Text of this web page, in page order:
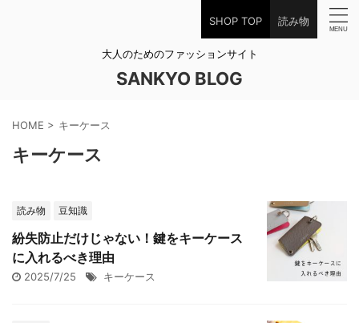
SHOP TOP 読み物
大人のためのファッションサイト
SANKYO BLOG
HOME > キーケース
キーケース
読み物 豆知識
紛失防止だけじゃない！鍵をキーケース
に入れるべき理由
2025/7/25 キーケース